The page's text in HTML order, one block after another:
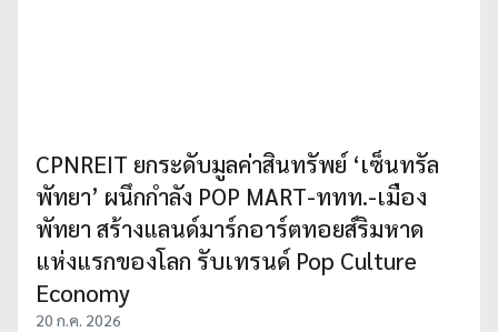
CPNREIT ยกระดับมูลค่าสินทรัพย์ ‘เซ็นทรัล
พัทยา’ ผนึกกำลัง POP MART-ททท.-เมือง
พัทยา สร้างแลนด์มาร์กอาร์ตทอยส์ริมหาด
แห่งแรกของโลก รับเทรนด์ Pop Culture
Economy
20 ก.ค. 2026